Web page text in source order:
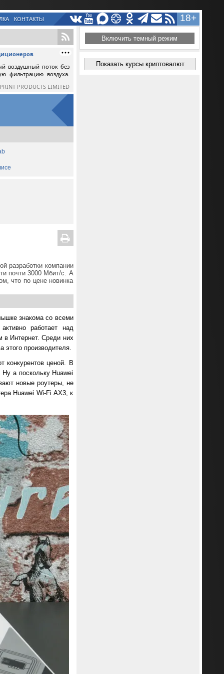
18+
КОНТАКТЫ
воздушный поток без
фильтрацию воздуха.
PRODUCTS LIMITED
разработки компании
почти 3000 Мбит/с. А
что по цене новинка
знакома со всеми
работает над
в Интернет. Среди них
этого производителя.
конкурентов ценой. В
а поскольку Huawei
новые роутеры, не
Huawei Wi-Fi AX3, к
Включить темный режим
Показать курсы криптовалют